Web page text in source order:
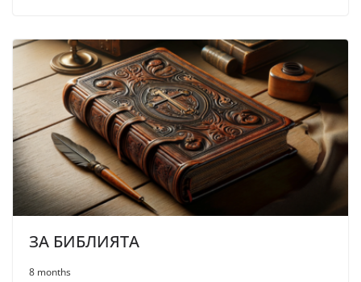
ЗА БИБЛИЯТА
8 months